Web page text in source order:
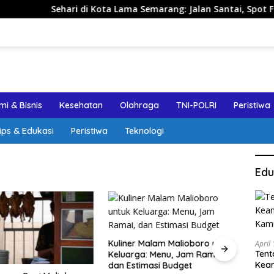
Sehari di Kota Lama Semarang: Jalan Santai, Spot Foto, dan
& Bisnis Kesehatan Olahraga TNI-POLRI Peristiwa
& Edukasi Peristiwa Teknologi
Kuliner Malam Malioboro untuk
Keluarga: Menu, Jam Ramai,
dan Estimasi Budget
April